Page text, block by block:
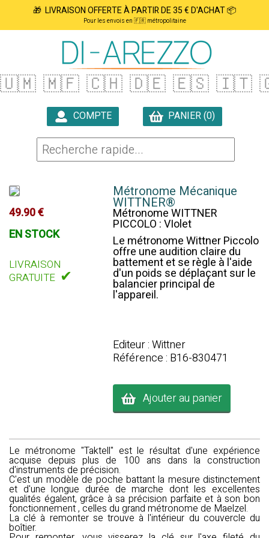
🎁 LIVRAISON OFFERTE À PARTIR DE 35 € D'ACHAT 📦
Pour les envois en 🇫🇷 métropolitaine
🇺🇲 🇲🇫 🇨🇭 🇩🇪 🇪🇸 🇮🇹
COMPTE
PANIER (0)
49.90 €
EN STOCK
LIVRAISON
GRATUITE ✔
Métronome Mécanique
WITTNER®
Métronome WITTNER
PICCOLO : VIolet
Le métronome Wittner Piccolo
offre une audition claire du
battement et se règle à l'aide
d'un poids se déplaçant sur le
balancier principal de
l'appareil.
Editeur : Wittner
Référence : B16-830471
Ajouter au panier
Le métronome "Taktell" est le résultat d'une expérience
acquise depuis plus de 100 ans dans la construction
d'instruments de précision.
C'est un modèle de poche battant la mesure distinctement
et d'une longue durée de marche dont les excellentes
qualités égalent, grâce à sa précision parfaite et à son bon
fonctionnement , celles du grand métronome de Maelzel.
La clé à remonter se trouve à l'intérieur du couvercle du
boîtier.